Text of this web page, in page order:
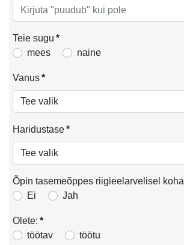
Teie sugu *
mees
naine
Vanus*
Haridustase*
Õpin tasemeõppes riigieelarvelisel kohal
Ei
Jah
Olete: *
töötav
töötu